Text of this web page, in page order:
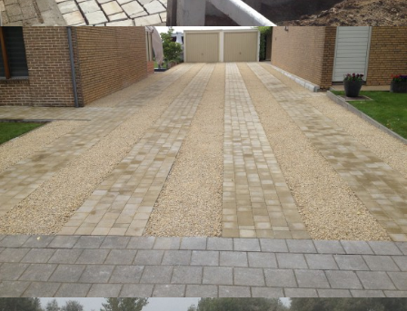
AANLEG VAN OPRIT IN KLINKERS EN
HONINGGRAAD